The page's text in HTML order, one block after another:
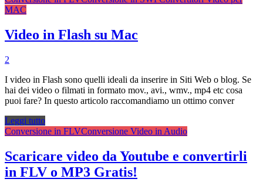
MAC
Video in Flash su Mac
2
I video in Flash sono quelli ideali da inserire in Siti Web o blog. Se
hai dei video o filmati in formato mov., avi., wmv., mp4 etc cosa
puoi fare? In questo articolo raccomandiamo un ottimo conver
Leggi tutto
Conversione in FLVConversione Video in Audio
Scaricare video da Youtube e convertirli
in FLV o MP3 Gratis!